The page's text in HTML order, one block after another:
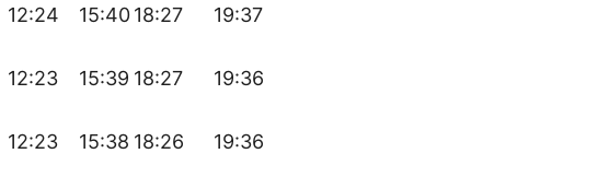
12:24 15:4018:27 19:37
12:23 15:39 18:27 19:36
12:23 15:38 18:26 19:36